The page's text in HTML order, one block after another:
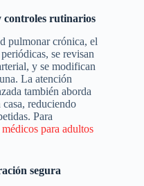
controles rutinarios
pulmonar crónica, el
se revisan
y se modifican
La atención
también aborda
reduciendo
Para
para adultos
segura